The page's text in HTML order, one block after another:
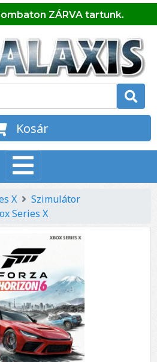
ZÁRVA tartunk.
Kosár
X
Szimulátor
Series X